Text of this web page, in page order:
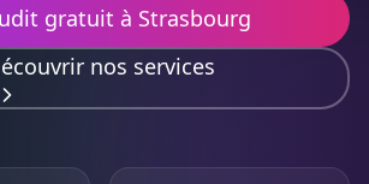
gratuit à Strasbourg
nos services